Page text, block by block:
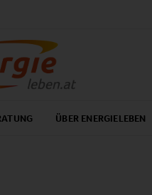
ÜBER ENERGIELEBEN